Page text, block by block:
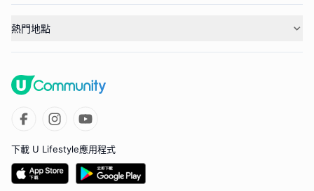
熱門地點
下載 U Lifestyle應用程式